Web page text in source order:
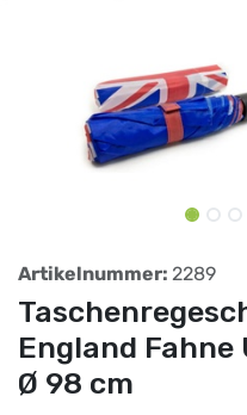
Artikelnummer: 2289
England Fahne
Ø 98 cm